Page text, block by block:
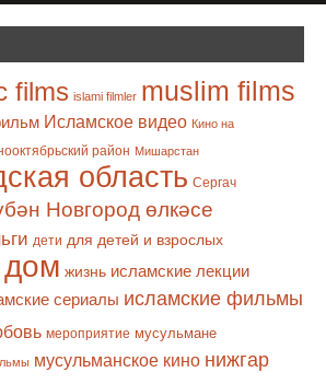
films islami filmler muslim films
Исламское видео Кино на
район Мишарстан
область Сергач
Новгород өлкәсе
дети для детей и взрослых
дом жизнь исламские лекции
сериалы исламские фильмы
мероприятие мусульмане
мусульманское кино нижгар